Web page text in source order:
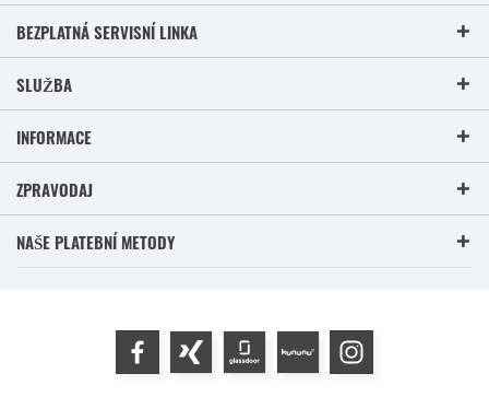
BEZPLATNÁ SERVISNÍ LINKA
SLUŽBA
INFORMACE
ZPRAVODAJ
NAŠE PLATEBNÍ METODY